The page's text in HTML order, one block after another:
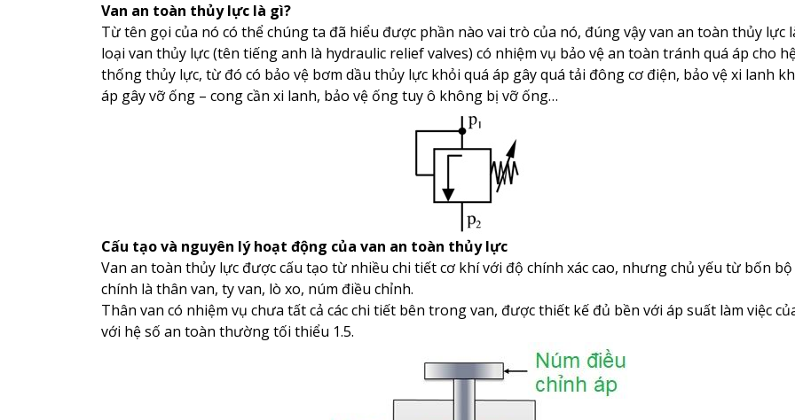
Van an toàn thủy lực là gì?
Từ tên gọi của nó có thể chúng ta đã hiểu được phần nào vai trò của nó, đúng vậy van an toàn thủy lực
loại van thủy lực (tên tiếng anh là hydraulic relief valves) có nhiệm vụ bảo vệ an toàn tránh quá áp cho
thống thủy lực, từ đó có bảo vệ bơm dầu thủy lực khỏi quá áp gây quá tải đông cơ điện, bảo vệ xi lanh
áp gây vỡ ống – cong cần xi lanh, bảo vệ ống tuy ô không bị vỡ ống…
Cấu tạo và nguyên lý hoạt động của van an toàn thủy lực
Van an toàn thủy lực được cấu tạo từ nhiều chi tiết cơ khí với độ chính xác cao, nhưng chủ yếu từ bốn
chính là thân van, ty van, lò xo, núm điều chỉnh.
Thân van có nhiệm vụ chưa tất cả các chi tiết bên trong van, được thiết kế đủ bền với áp suất làm việc
với hệ số an toàn thường tối thiểu 1.5.